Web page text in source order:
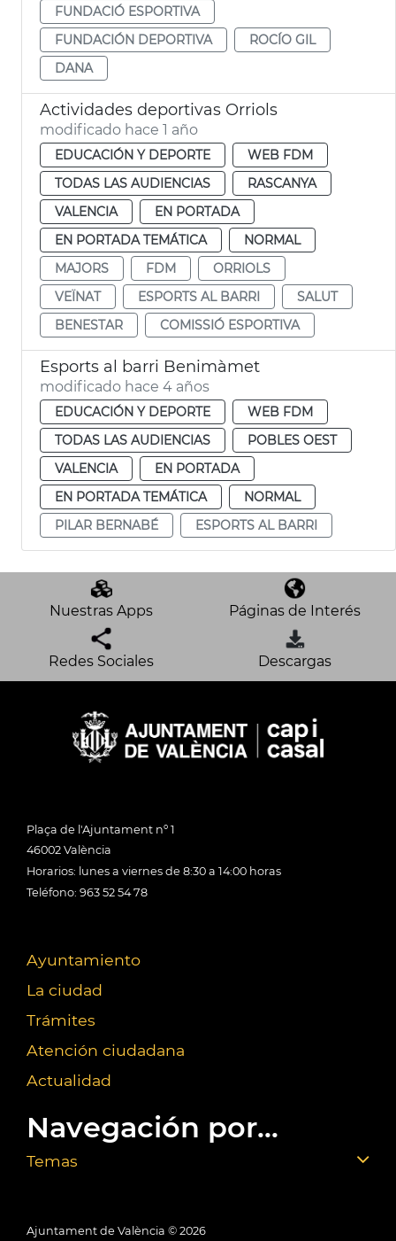
FUNDACIÓ ESPORTIVA
FUNDACIÓN DEPORTIVA
ROCÍO GIL
DANA
Actividades deportivas Orriols
modificado hace 1 año
EDUCACIÓN Y DEPORTE
WEB FDM
TODAS LAS AUDIENCIAS
RASCANYA
VALENCIA
EN PORTADA
EN PORTADA TEMÁTICA
NORMAL
MAJORS
FDM
ORRIOLS
VEÏNAT
ESPORTS AL BARRI
SALUT
BENESTAR
COMISSIÓ ESPORTIVA
Esports al barri Benimàmet
modificado hace 4 años
EDUCACIÓN Y DEPORTE
WEB FDM
TODAS LAS AUDIENCIAS
POBLES OEST
VALENCIA
EN PORTADA
EN PORTADA TEMÁTICA
NORMAL
PILAR BERNABÉ
ESPORTS AL BARRI
Nuestras Apps Páginas de Interés
Redes Sociales Descargas
Plaça de l'Ajuntament nº 1
46002 València
Horarios: lunes a viernes de 8:30 a 14:00 horas
Teléfono: 963 52 54 78
Ayuntamiento
La ciudad
Trámites
Atención ciudadana
Actualidad
Navegación por...
Temas
Ajuntament de València © 2026